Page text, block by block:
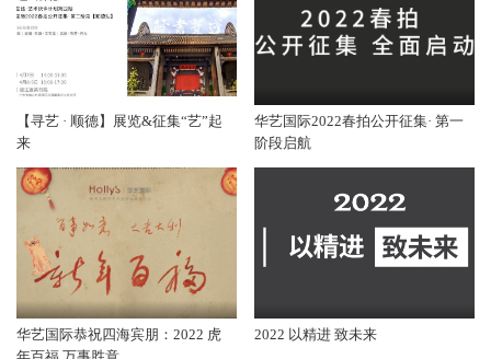
【寻艺 · 顺德】展览&征集“艺”起
来
华艺国际2022春拍公开征集· 第一
阶段启航
华艺国际恭祝四海宾朋：2022 虎
2022 以精进 致未来